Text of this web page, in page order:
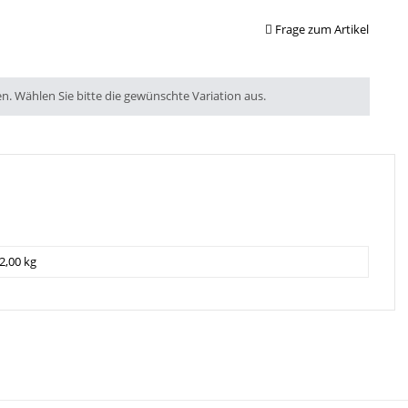
Frage zum Artikel
Wählen Sie bitte die gewünschte Variation aus.
2,00 kg